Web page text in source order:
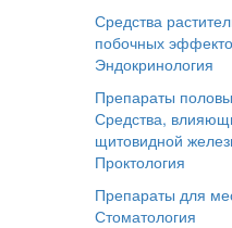
Средства
побочных
Эндокринология
Препараты
Средства,
щитовидной
Проктология
Препараты для
Стоматология